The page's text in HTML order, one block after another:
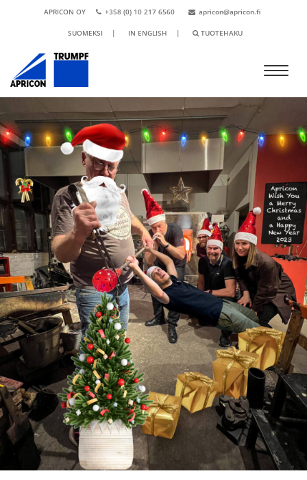
APRICON OY +358 (0) 10 217 6560 apricon@apricon.fi
SUOMEKSI | IN ENGLISH | TUOTEHAKU